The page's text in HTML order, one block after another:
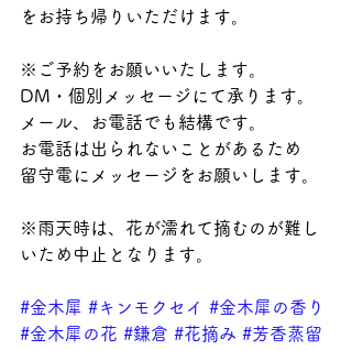
をお持ち帰りいただけます。
※ご予約をお願いいたします。
DM・個別メッセージにて承ります。
メール、お電話でも結構です。
お電話は出られないことがあるため
留守電にメッセージをお願いします。
※雨天時は、花が濡れて摘むのが難し
いため中止となります。
#金木犀 #キンモクセイ #金木犀の香り
#金木犀の花 #鎌倉 #花摘み #芳香蒸留